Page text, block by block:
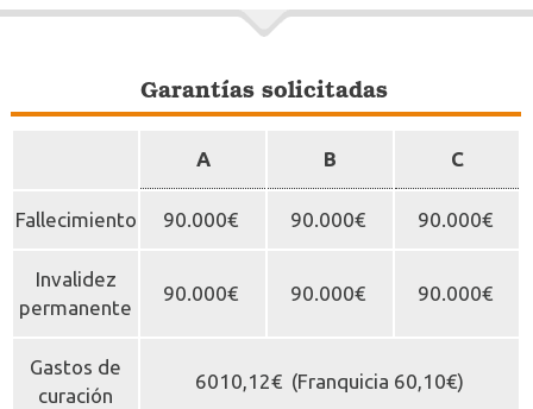
Garantías solicitadas
A B C
Fallecimiento 90.000€ 90.000€ 90.000€
Invalidez
permanente
90.000€ 90.000€ 90.000€
Gastos de
curación
6010,12€ (Franquicia 60,10€)